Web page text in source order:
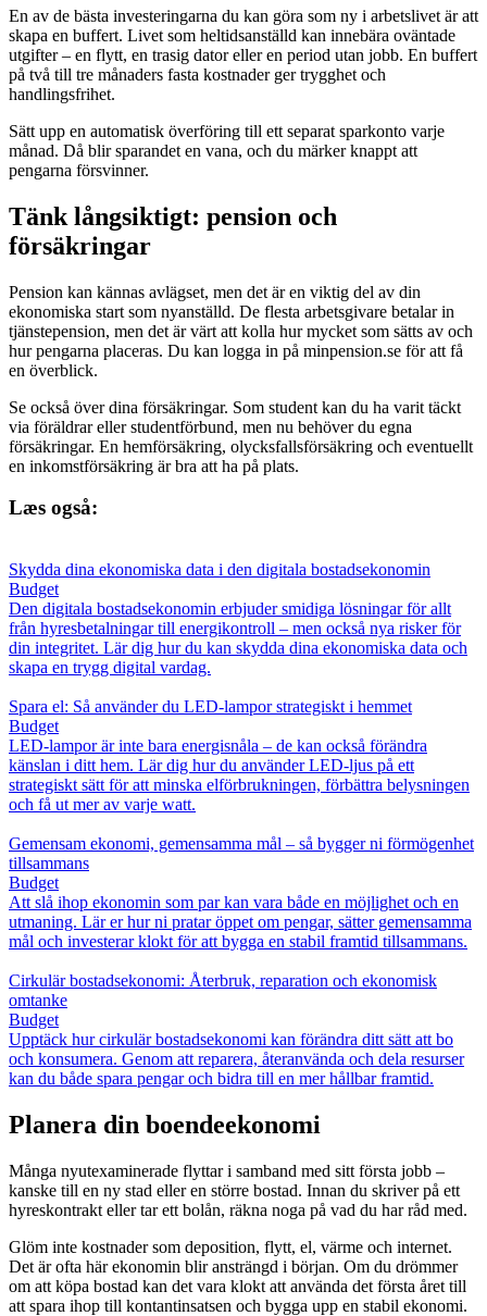
En av de bästa investeringarna du kan göra som ny i arbetslivet är att
skapa en buffert. Livet som heltidsanställd kan innebära oväntade
utgifter – en flytt, en trasig dator eller en period utan jobb. En buffert
på två till tre månaders fasta kostnader ger trygghet och
handlingsfrihet.
Sätt upp en automatisk överföring till ett separat sparkonto varje
månad. Då blir sparandet en vana, och du märker knappt att
pengarna försvinner.
Tänk långsiktigt: pension och
försäkringar
Pension kan kännas avlägset, men det är en viktig del av din
ekonomiska start som nyanställd. De flesta arbetsgivare betalar in
tjänstepension, men det är värt att kolla hur mycket som sätts av och
hur pengarna placeras. Du kan logga in på minpension.se för att få
en överblick.
Se också över dina försäkringar. Som student kan du ha varit täckt
via föräldrar eller studentförbund, men nu behöver du egna
försäkringar. En hemförsäkring, olycksfallsförsäkring och eventuellt
en inkomstförsäkring är bra att ha på plats.
Læs også:
Skydda dina ekonomiska data i den digitala bostadsekonomin
Budget
Den digitala bostadsekonomin erbjuder smidiga lösningar för allt
från hyresbetalningar till energikontroll – men också nya risker för
din integritet. Lär dig hur du kan skydda dina ekonomiska data och
skapa en trygg digital vardag.
Spara el: Så använder du LED-lampor strategiskt i hemmet
Budget
LED-lampor är inte bara energisnåla – de kan också förändra
känslan i ditt hem. Lär dig hur du använder LED-ljus på ett
strategiskt sätt för att minska elförbrukningen, förbättra belysningen
och få ut mer av varje watt.
Gemensam ekonomi, gemensamma mål – så bygger ni förmögenhet
tillsammans
Budget
Att slå ihop ekonomin som par kan vara både en möjlighet och en
utmaning. Lär er hur ni pratar öppet om pengar, sätter gemensamma
mål och investerar klokt för att bygga en stabil framtid tillsammans.
Cirkulär bostadsekonomi: Återbruk, reparation och ekonomisk
omtanke
Budget
Upptäck hur cirkulär bostadsekonomi kan förändra ditt sätt att bo
och konsumera. Genom att reparera, återanvända och dela resurser
kan du både spara pengar och bidra till en mer hållbar framtid.
Planera din boendeekonomi
Många nyutexaminerade flyttar i samband med sitt första jobb –
kanske till en ny stad eller en större bostad. Innan du skriver på ett
hyreskontrakt eller tar ett bolån, räkna noga på vad du har råd med.
Glöm inte kostnader som deposition, flytt, el, värme och internet.
Det är ofta här ekonomin blir ansträngd i början. Om du drömmer
om att köpa bostad kan det vara klokt att använda det första året till
att spara ihop till kontantinsatsen och bygga upp en stabil ekonomi.